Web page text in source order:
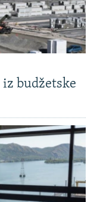
budžetske